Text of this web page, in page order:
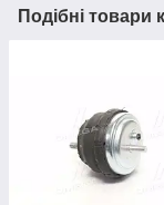
Подібні товари